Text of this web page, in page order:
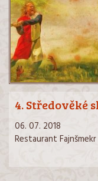
4. Středověké
06. 07. 2018
Restaurant Fajnšmekr